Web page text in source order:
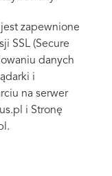
zapewnione
SSL (Secure
danych
i
na serwer
i Stronę